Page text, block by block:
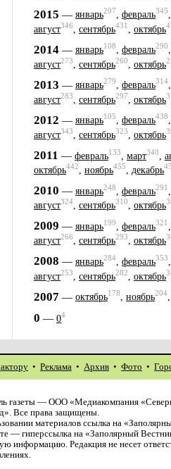
2015 — январь207, февраль345
август346 сентябрь431 октябрь
2014 — январь108, февраль290
август273 сентябрь260 октябрь
2013 — январь279, февраль314
август283 сентябрь297 октябрь
2012 — январь105, февраль438
август343, сентябрь323, октябрь
2011 — февраль133 март340
октябрь442, ноябрь455, декабрь
2010 — январь248 февраль291
август324, сентябрь310, октябрь
2009 — январь199 февраль321
август266, сентябрь293, октябрь
2008 — январь284 февраль353
август253 сентябрь282 октябрь
2007 — октябрь178, ноябрь204
0 — 04
• Реклама • Архив • Фото •
газеты — ООО «Медиакомпания
Все права защищены.
материалов ссылка на
— гиперссылка на «Заполярный
информацию. Редакция не несет